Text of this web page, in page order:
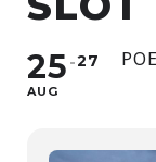
25
AUG
27